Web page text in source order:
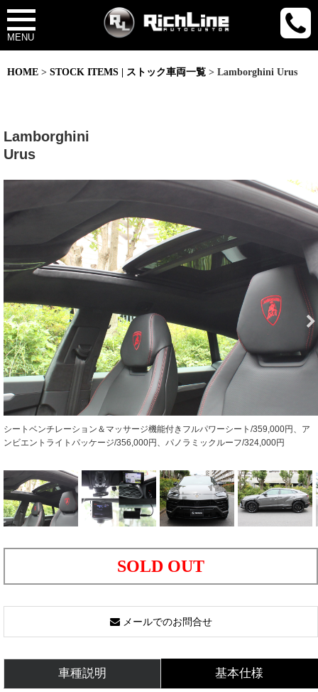
MENU
HOME > STOCK ITEMS | ストック車両一覧 > Lamborghini Urus
Lamborghini
Urus
シートベンチレーション＆マッサージ機能付きフルパワーシート/359,000円、ア
ンビエントライトパッケージ/356,000円、パノラミックルーフ/324,000円
SOLD OUT
メールでのお問合せ
車種説明 基本仕様